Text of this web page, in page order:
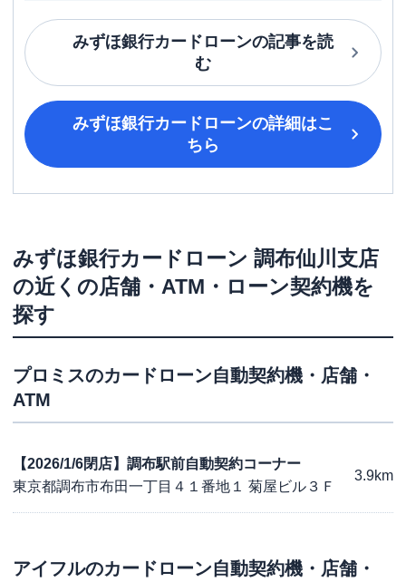
みずほ銀行カードローンの記事を読
む
みずほ銀行カードローンの詳細はこ
ちら
みずほ銀行カードローン 調布仙川支店
の近くの店舗・ATM・ローン契約機を
探す
プロミスのカードローン自動契約機・店舗・
ATM
【2026/1/6閉店】調布駅前自動契約コーナー
東京都調布市布田一丁目４１番地１ 菊屋ビル３Ｆ
3.9km
アイフルのカードローン自動契約機・店舗・